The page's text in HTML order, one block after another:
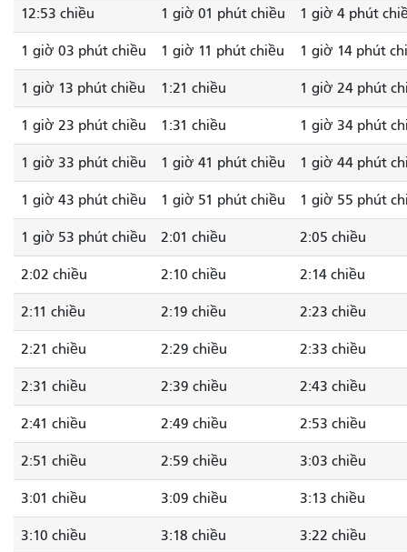
12:53 chiều 1 giờ 01 phút chiều 1 giờ 4 phút
1 giờ 03 phút chiều 1 giờ 11 phút chiều 1 giờ 14 phút
1 giờ 13 phút chiều 1:21 chiều 1 giờ 24 phút
1 giờ 23 phút chiều 1:31 chiều 1 giờ 34 phút
1 giờ 33 phút chiều 1 giờ 41 phút chiều 1 giờ 44 phút
1 giờ 43 phút chiều 1 giờ 51 phút chiều 1 giờ 55 phút
1 giờ 53 phút chiều 2:01 chiều 2:05 chiều
2:02 chiều 2:10 chiều 2:14 chiều
2:11 chiều 2:19 chiều 2:23 chiều
2:21 chiều 2:29 chiều 2:33 chiều
2:31 chiều 2:39 chiều 2:43 chiều
2:41 chiều 2:49 chiều 2:53 chiều
2:51 chiều 2:59 chiều 3:03 chiều
3:01 chiều 3:09 chiều 3:13 chiều
3:10 chiều 3:18 chiều 3:22 chiều